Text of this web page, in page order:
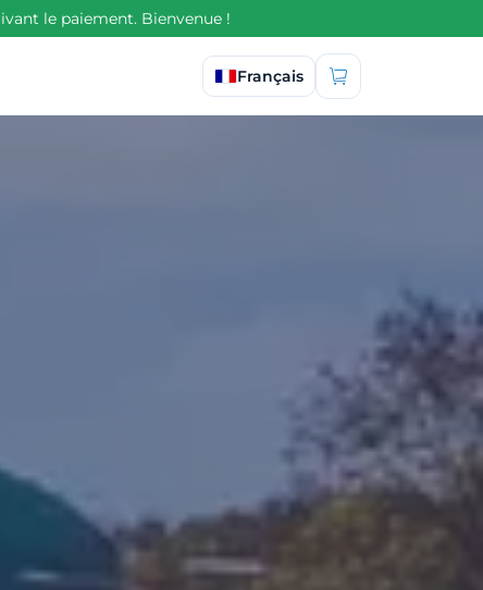
le paiement. Bienvenue !
Sélectionner la langue
Français